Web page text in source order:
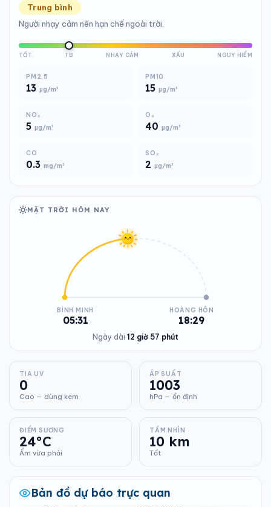
Trung bình
Người nhạy cảm nên hạn chế ngoài trời.
TỐT TB NHẠY CẢM XẤU NGUY HIỂM
PM2.5
13 µg/m³
PM10
15 µg/m³
NO₂
5 µg/m³
O₃
40 µg/m³
CO
0.3 mg/m³
SO₂
2 µg/m³
MẶT TRỜI HÔM NAY
BÌNH MINH
05:31
HOÀNG HÔN
18:29
Ngày dài 12 giờ 57 phút
TIA UV
0
Cao — dùng kem
ÁP SUẤT
1003
hPa — ổn định
ĐIỂM SƯƠNG
24°C
Ẩm vừa phải
TẦM NHÌN
10 km
Tốt
Bản đồ dự báo trực quan